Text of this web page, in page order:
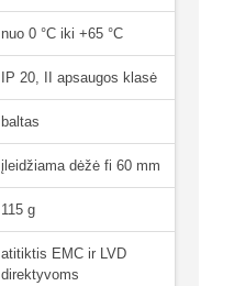
nuo 0 °C iki +65 °C
IP 20, II apsaugos klasė
baltas
įleidžiama dėžė fi 60 mm
115 g
atitiktis EMC ir LVD
direktyvoms